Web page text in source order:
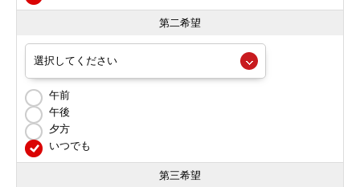
第二希望
午前
午後
夕方
いつでも
第三希望